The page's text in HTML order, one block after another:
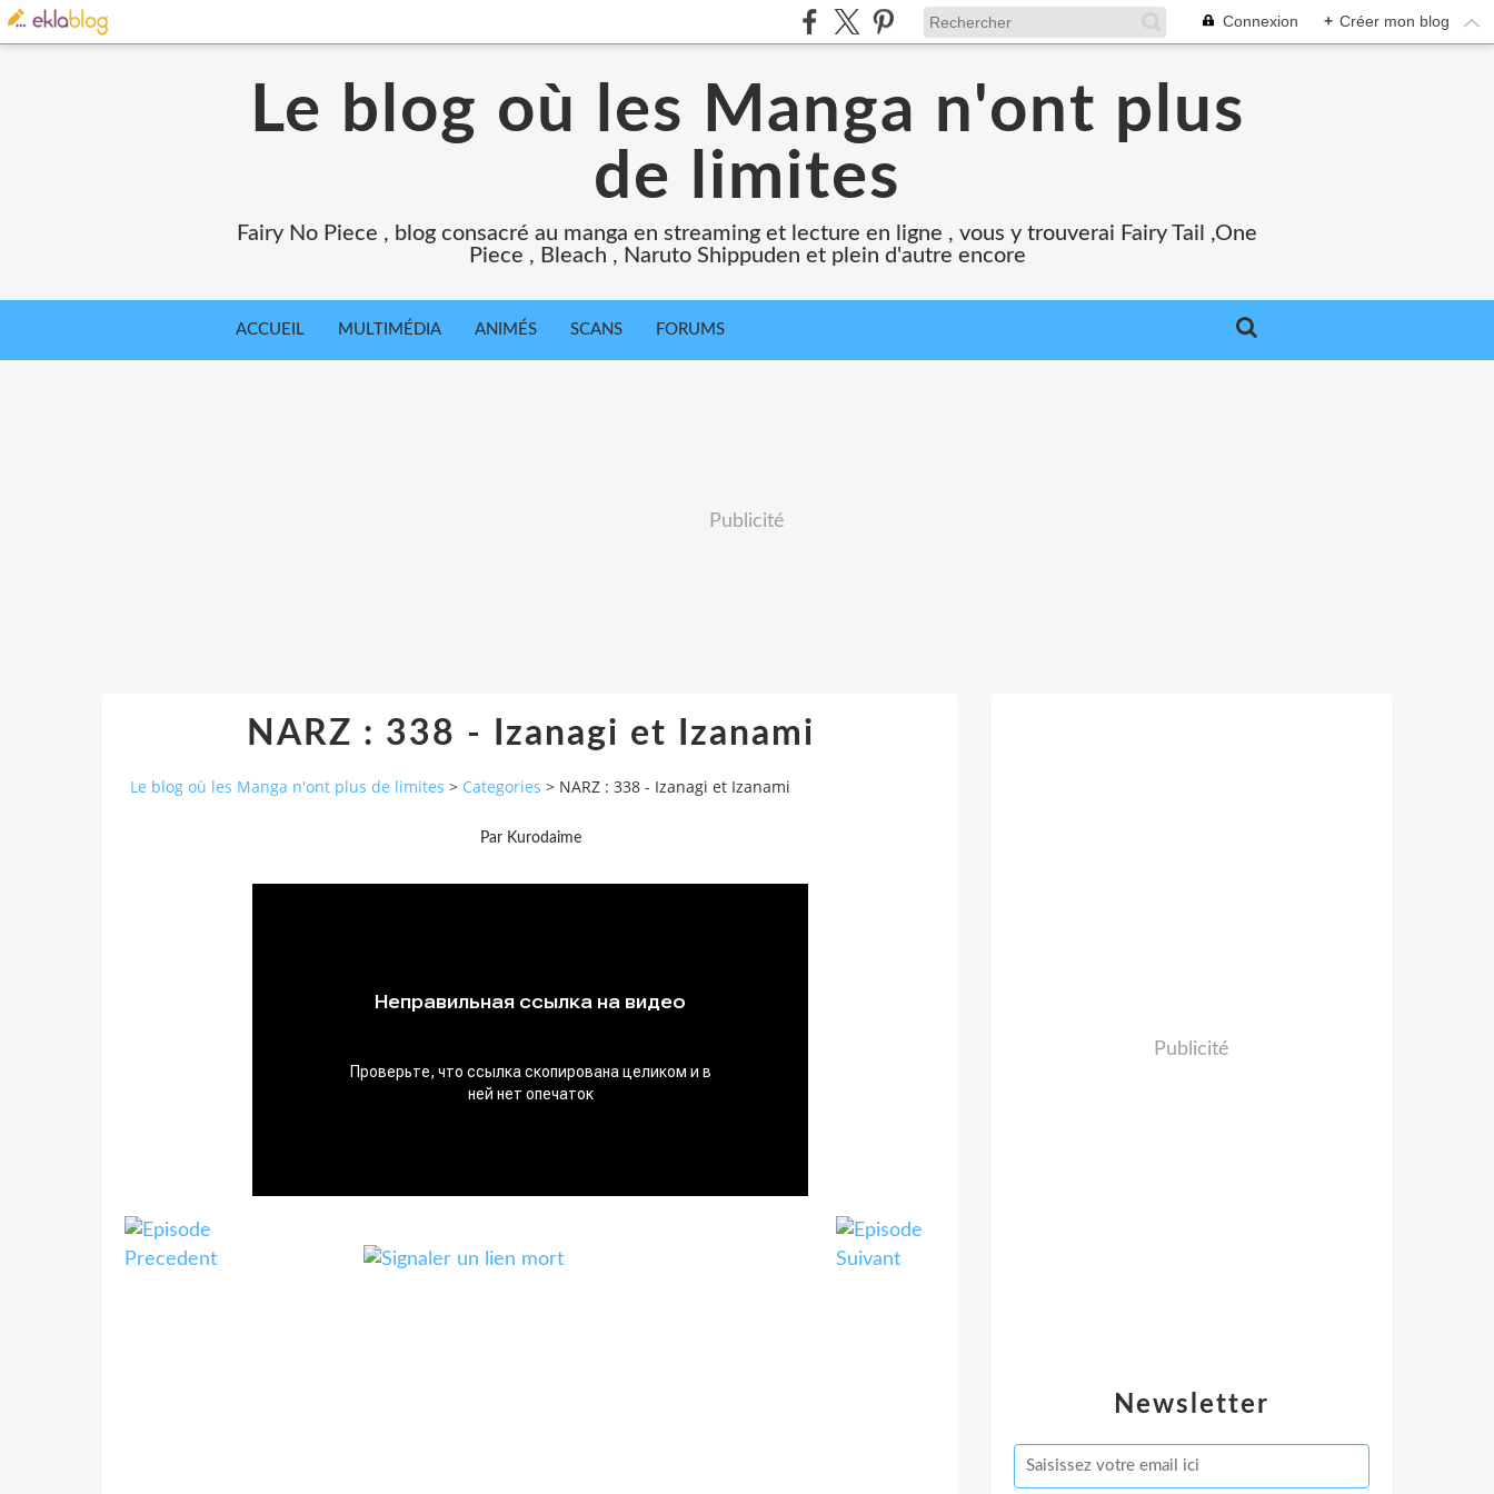
Connexion + Créer mon blog
Le blog où les Manga n'ont plus
de limites
Fairy No Piece , blog consacré au manga en streaming et lecture en ligne , vous y trouverai Fairy Tail ,One
Piece , Bleach , Naruto Shippuden et plein d'autre encore
ACCUEIL MULTIMÉDIA ANIMÉS SCANS FORUMS
Publicité
NARZ : 338 - Izanagi et Izanami
Le blog où les Manga n'ont plus de limites > Categories > NARZ : 338 - Izanagi et Izanami
Par Kurodaime
Newsletter
Publicité